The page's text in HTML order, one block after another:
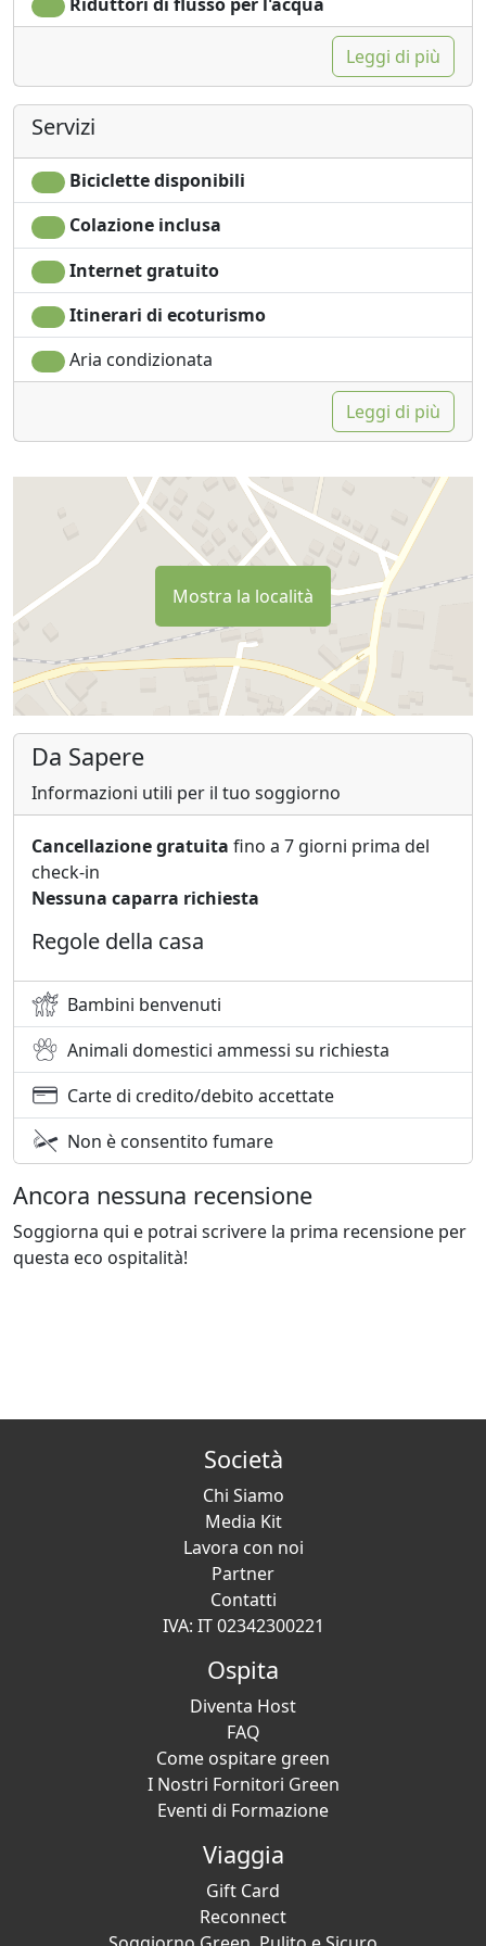
concetto unico in Giordania e adatto alla maggior parte
dei gruppi di età. È un rifugio perfetto per famiglie,
giovani, amanti della natura e dell'avventura.
L'EcoPark è un paradiso nascosto che aspetta di essere
scoperto!
Leggi di più
Servizi
Biciclette disponibili
Colazione inclusa
Internet gratuito
Itinerari di ecoturismo
Aria condizionata
Leggi di più
Mostra la località
Da Sapere
Informazioni utili per il tuo soggiorno
Cancellazione gratuita fino a 7 giorni prima del
check-in
Nessuna caparra richiesta
Regole della casa
Bambini benvenuti
Animali domestici ammessi su richiesta
Carte di credito/debito accettate
Non è consentito fumare
Ancora nessuna recensione
Soggiorna qui e potrai scrivere la prima recensione per
questa eco ospitalità!
Società
Chi Siamo
Media Kit
Lavora con noi
Partner
Contatti
IVA: IT 02342300221
Ospita
Diventa Host
FAQ
Come ospitare green
I Nostri Fornitori Green
Eventi di Formazione
Viaggia
Gift Card
Reconnect